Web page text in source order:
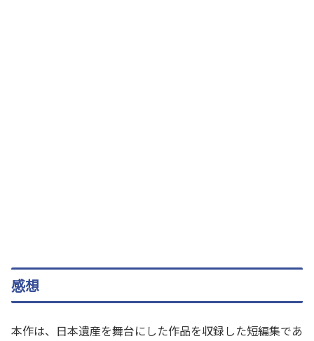
感想
本作は、日本遺産を舞台にした作品を収録した短編集であ